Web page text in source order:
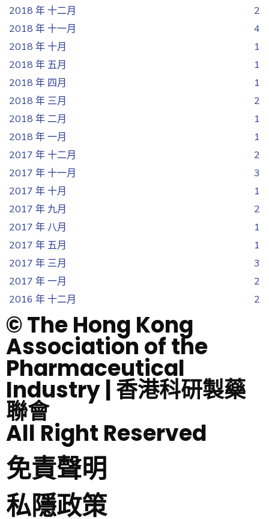
2018 年 十二月
2
2018 年 十一月
4
2018 年 十月
1
2018 年 五月
1
2018 年 四月
1
2018 年 三月
2
2018 年 二月
1
2018 年 一月
1
2017 年 十二月
2
2017 年 十一月
3
2017 年 十月
1
2017 年 九月
2
2017 年 八月
1
2017 年 五月
1
2017 年 三月
3
2017 年 一月
2
2016 年 十二月
2
© The Hong Kong
Association of the
Pharmaceutical
Industry | 香港科研製藥
聯會
All Right Reserved
免責聲明
私隱政策